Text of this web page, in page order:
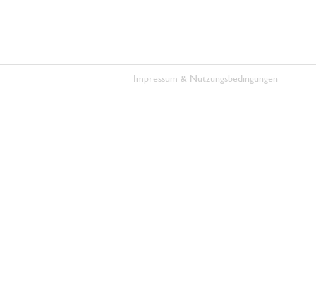
Impressum & Nutzungsbedingungen